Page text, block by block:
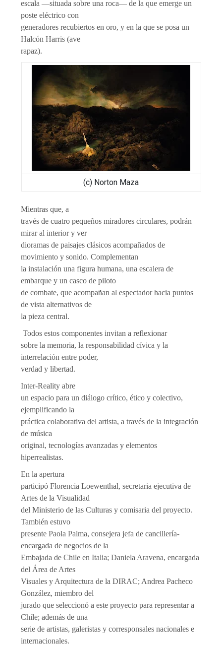
escala —situada sobre una roca— de la que emerge un
poste eléctrico con
generadores recubiertos en oro, y en la que se posa un
Halcón Harris (ave
rapaz).
(c) Norton Maza
Mientras que, a
través de cuatro pequeños miradores circulares, podrán
mirar al interior y ver
dioramas de paisajes clásicos acompañados de
movimiento y sonido. Complementan
la instalación una figura humana, una escalera de
embarque y un casco de piloto
de combate, que acompañan al espectador hacia puntos
de vista alternativos de
la pieza central.
Todos estos componentes invitan a reflexionar
sobre la memoria, la responsabilidad cívica y la
interrelación entre poder,
verdad y libertad.
Inter-Reality abre
un espacio para un diálogo crítico, ético y colectivo,
ejemplificando la
práctica colaborativa del artista, a través de la integración
de música
original, tecnologías avanzadas y elementos
hiperrealistas.
En la apertura
participó Florencia Loewenthal, secretaria ejecutiva de
Artes de la Visualidad
del Ministerio de las Culturas y comisaria del proyecto.
También estuvo
presente Paola Palma, consejera jefa de cancillería-
encargada de negocios de la
Embajada de Chile en Italia; Daniela Aravena, encargada
del Área de Artes
Visuales y Arquitectura de la DIRAC; Andrea Pacheco
González, miembro del
jurado que seleccionó a este proyecto para representar a
Chile; además de una
serie de artistas, galeristas y corresponsales nacionales e
internacionales.